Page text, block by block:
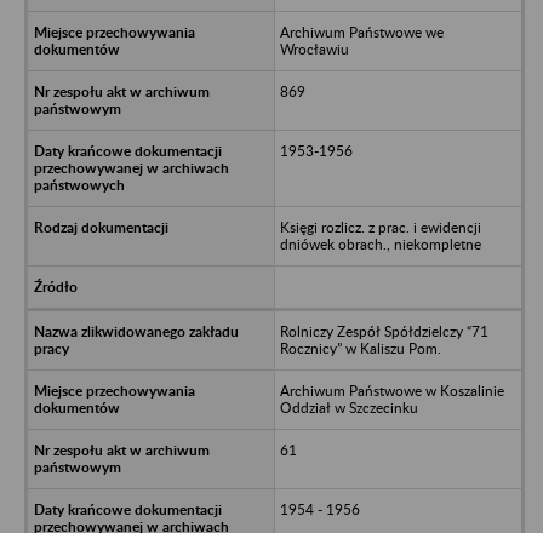
Archiwum Państwowe we
Wrocławiu
869
1953-1956
Księgi rozlicz. z prac. i ewidencji
dniówek obrach., niekompletne
Rolniczy Zespół Spółdzielczy “71
Rocznicy” w Kaliszu Pom.
Archiwum Państwowe w Koszalinie
Oddział w Szczecinku
61
1954 - 1956